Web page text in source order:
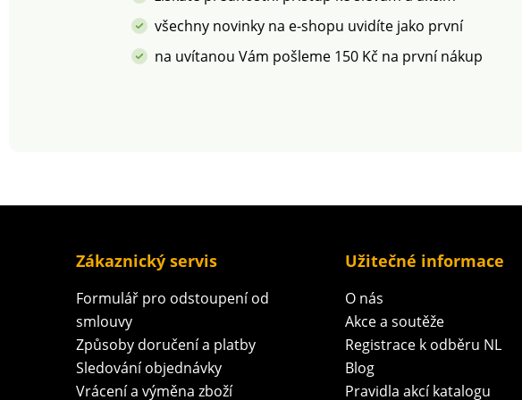
všechny novinky na e-shopu uvidíte jako první
na uvítanou Vám pošleme 150 Kč na první nákup
Zákaznický servis
Formulář pro odstoupení od
smlouvy
Způsoby doručení a platby
Sledování objednávky
Vrácení a výměna zboží
Užitečné informace
O nás
Akce a soutěže
Registrace k odběru NL
Blog
Pravidla akcí katalogu